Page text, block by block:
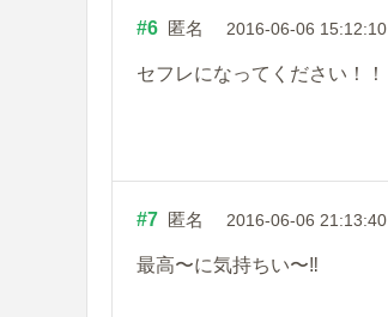
#6 匿名 2016-06-06 15:12:10
セフレになってください！！
#7 匿名 2016-06-06 21:13:40
最高〜に気持ちい〜‼️